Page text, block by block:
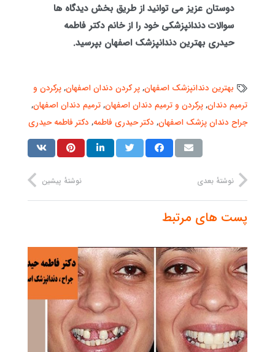
دوستان عزیز می توانید از طریق بخش دیدگاه ها
سوالات دندانپزشکی خود را از خانم دکتر فاطمه
حیدری بهترین دندانپزشک اصفهان بپرسید.
بهترین دندانپزشک اصفهان,پر کردن دندان اصفهان,پرکردن و
ترمیم دندان,پرکردن و ترمیم دندان اصفهان,ترمیم دندان اصفهان,
جراح دندان پزشک اصفهان, دکتر حیدری فاطمه, دکتر فاطمه حیدری
نوشتهٔ پیشین نوشتهٔ بعدی
پست های مرتبط